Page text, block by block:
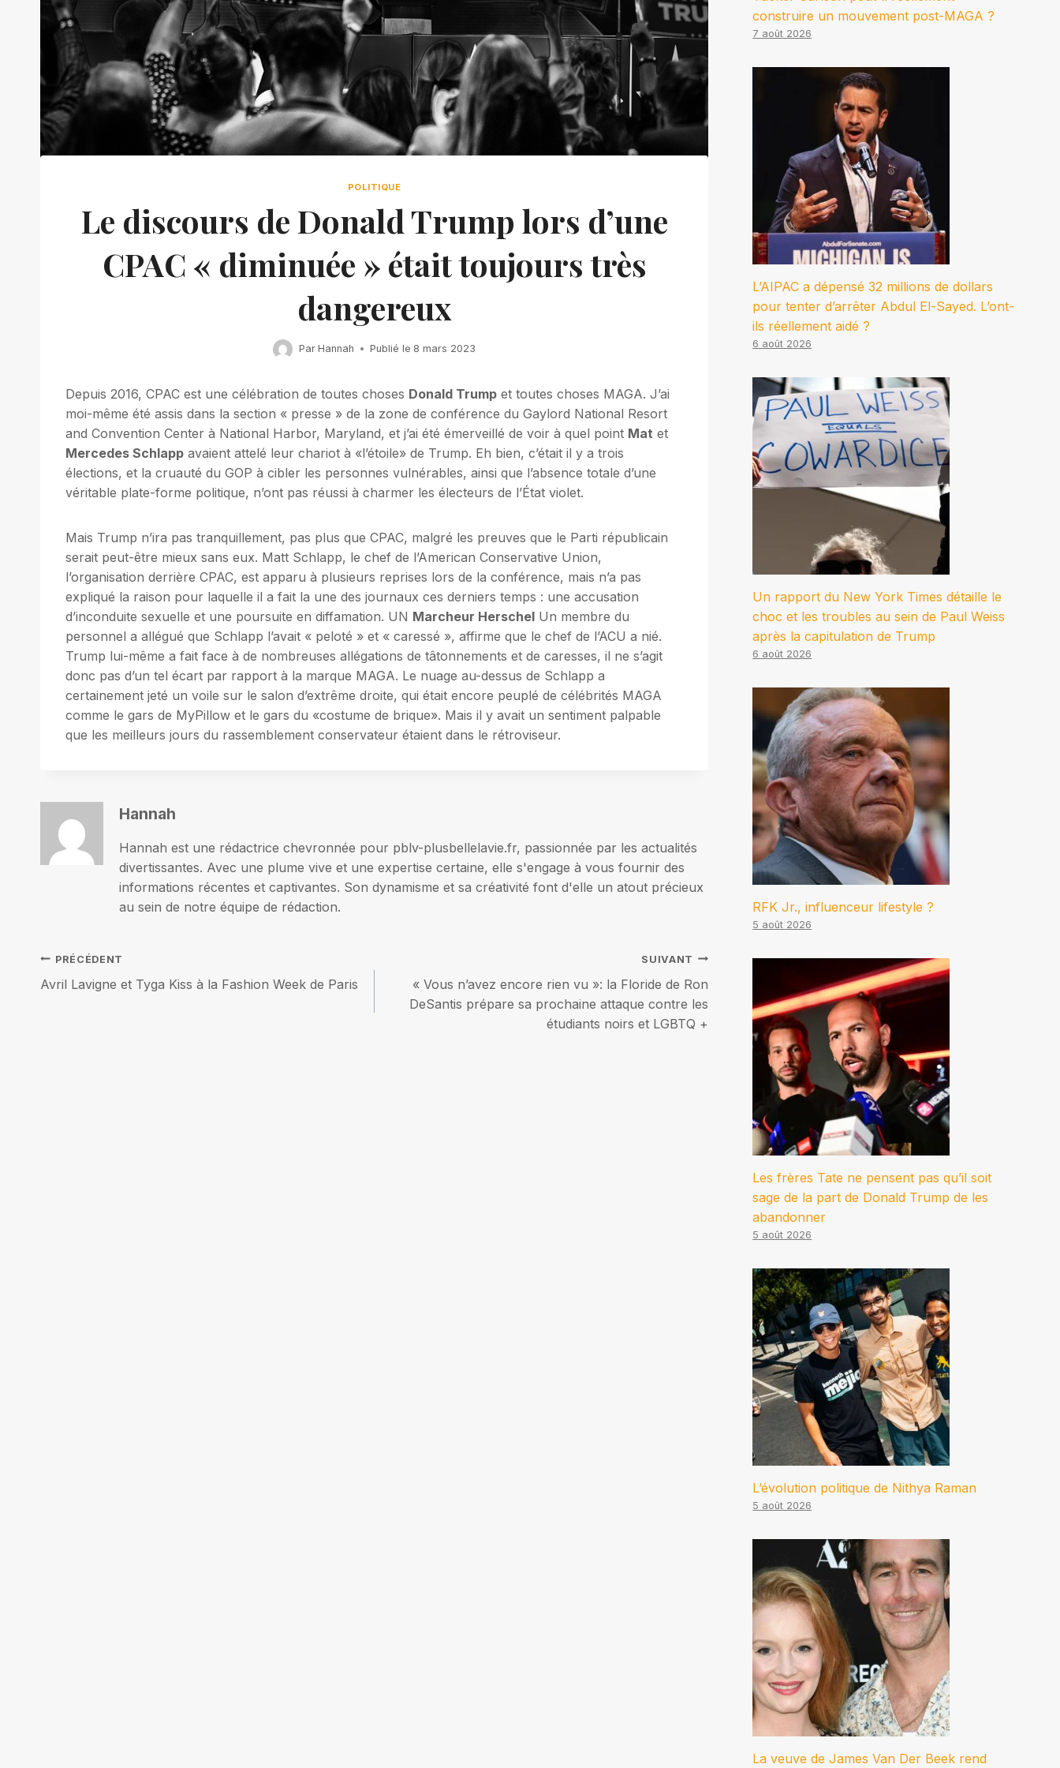
POLITIQUE
Le discours de Donald Trump lors d’une
CPAC « diminuée » était toujours très
dangereux
Par Hannah Publié le 8 mars 2023
Depuis 2016, CPAC est une célébration de toutes choses Donald Trump et toutes choses MAGA. J’ai
moi-même été assis dans la section « presse » de la zone de conférence du Gaylord National Resort
and Convention Center à National Harbor, Maryland, et j’ai été émerveillé de voir à quel point Mat et
Mercedes Schlapp avaient attelé leur chariot à «l’étoile» de Trump. Eh bien, c’était il y a trois
élections, et la cruauté du GOP à cibler les personnes vulnérables, ainsi que l’absence totale d’une
véritable plate-forme politique, n’ont pas réussi à charmer les électeurs de l’État violet.
Mais Trump n’ira pas tranquillement, pas plus que CPAC, malgré les preuves que le Parti républicain
serait peut-être mieux sans eux. Matt Schlapp, le chef de l’American Conservative Union,
l’organisation derrière CPAC, est apparu à plusieurs reprises lors de la conférence, mais n’a pas
expliqué la raison pour laquelle il a fait la une des journaux ces derniers temps : une accusation
d’inconduite sexuelle et une poursuite en diffamation. UN Marcheur Herschel Un membre du
personnel a allégué que Schlapp l’avait « peloté » et « caressé », affirme que le chef de l’ACU a nié.
Trump lui-même a fait face à de nombreuses allégations de tâtonnements et de caresses, il ne s’agit
donc pas d’un tel écart par rapport à la marque MAGA. Le nuage au-dessus de Schlapp a
certainement jeté un voile sur le salon d’extrême droite, qui était encore peuplé de célébrités MAGA
comme le gars de MyPillow et le gars du «costume de brique». Mais il y avait un sentiment palpable
que les meilleurs jours du rassemblement conservateur étaient dans le rétroviseur.
Hannah
Hannah est une rédactrice chevronnée pour pblv-plusbellelavie.fr, passionnée par les actualités
divertissantes. Avec une plume vive et une expertise certaine, elle s'engage à vous fournir des
informations récentes et captivantes. Son dynamisme et sa créativité font d'elle un atout précieux
au sein de notre équipe de rédaction.
Navigation
PRÉCÉDENT
Avril Lavigne et Tyga Kiss à la Fashion Week de Paris
SUIVANT
« Vous n’avez encore rien vu »: la Floride de Ron
DeSantis prépare sa prochaine attaque contre les
étudiants noirs et LGBTQ +
construire un mouvement post-MAGA ?
7 août 2026
L’AIPAC a dépensé 32 millions de dollars
pour tenter d’arrêter Abdul El-Sayed. L’ont-
ils réellement aidé ?
6 août 2026
Un rapport du New York Times détaille le
choc et les troubles au sein de Paul Weiss
après la capitulation de Trump
6 août 2026
RFK Jr., influenceur lifestyle ?
5 août 2026
Les frères Tate ne pensent pas qu’il soit
sage de la part de Donald Trump de les
abandonner
5 août 2026
L’évolution politique de Nithya Raman
5 août 2026
La veuve de James Van Der Beek rend